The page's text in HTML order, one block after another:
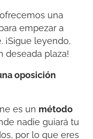
una
empezar a
¡Sigue leyendo,
deseada plaza!
oposición
es un método
nadie guiará tu
por lo que eres